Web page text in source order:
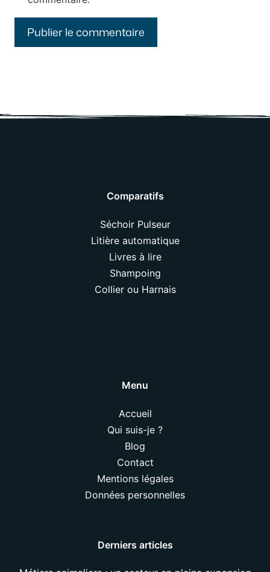
Comparatifs
Séchoir Pulseur
Litière automatique
Livres à lire
Shampoing
Collier ou Harnais
Menu
Accueil
Qui suis-je ?
Blog
Contact
Mentions légales
Données personnelles
Derniers articles